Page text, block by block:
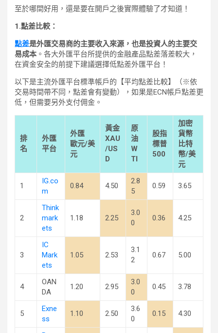
至於哪間好用，還是要在開戶之後實際體驗了才知道！
1.點差比較：
點差是外匯交易商的主要收入來源，也是投資人的主要交
易成本 。各大外匯平台所提供的金融產品點差落差較大，
在資金安全的前提下建議選擇低點差外匯平台！
以下是主流外匯平台標準帳戶的【平均點差比較】（※依
交易時間帶不同，點差會有變動），如果是ECN帳戶點差更
低，但需要另外支付佣金。
排
名
外匯
平台
外匯
歐元/美
元
黃金
XAU
/US
D
原
油
W
TI
股指
標普
500
加密
貨幣
比特
幣/美
元
1
IG.co
m
0.84 4.50
2.8
5
0.59 3.65
2
Think
mark
ets
1.18 2.25
3.0
0
0.36 4.25
3
IC
Mark
ets
1.05 2.53
3.1
2
0.67 5.00
4
OAN
DA
1.20 2.95
3.0
0
0.45 3.78
5
Exne
ss
1.10 2.50
3.6
0
0.15 4.30